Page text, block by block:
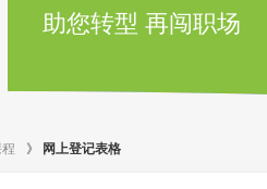
助您转型 再闯职场
》 网上登记表格